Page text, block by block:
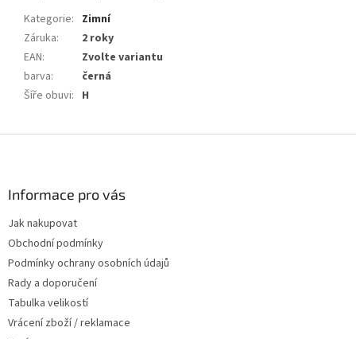
Kategorie: Zimní
Záruka:
2 roky
EAN:
Zvolte variantu
barva:
černá
Šíře obuvi: H
Informace pro vás
Jak nakupovat
Obchodní podmínky
Podmínky ochrany osobních údajů
Rady a doporučení
Tabulka velikostí
Vrácení zboží / reklamace